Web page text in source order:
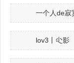
一个人de寂
lov3丨尐影